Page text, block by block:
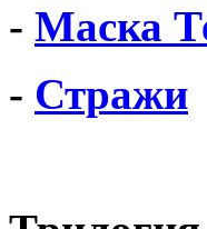
- Маска
- Стражи